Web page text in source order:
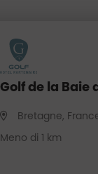
Golf de la Baie
Bretagne,
Meno di 1 km